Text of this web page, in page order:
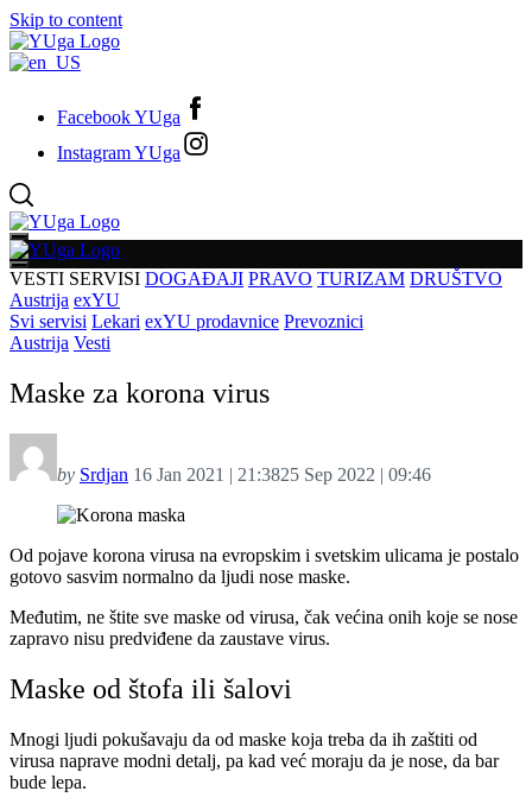
Skip to content
Facebook YUga
Instagram YUga
VESTI SERVISI DOGAĐAJI PRAVO TURIZAM DRUŠTVO
Austrija exYU
Svi servisi Lekari exYU prodavnice Prevoznici
Austrija Vesti
Maske za korona virus
by Srdjan 16 Jan 2021 | 21:3825 Sep 2022 | 09:46
Od pojave korona virusa na evropskim i svetskim ulicama je postalo
gotovo sasvim normalno da ljudi nose maske.
Međutim, ne štite sve maske od virusa, čak većina onih koje se nose
zapravo nisu predviđene da zaustave virus.
Maske od štofa ili šalovi
Mnogi ljudi pokušavaju da od maske koja treba da ih zaštiti od
virusa naprave modni detalj, pa kad već moraju da je nose, da bar
bude lepa.